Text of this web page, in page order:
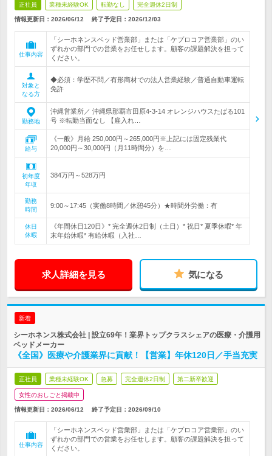
正社員 業種未経験OK 転勤なし 完全週休2日制
情報更新日：2026/06/12 終了予定日： 2026/12/03
仕事内容
「シーホネンスベッド営業部」または「ケプロコア営業部」のい
ずれかの部門での営業をお任せします。顧客の課題解決を担って
ください。
対象と
なる方
◆必須：学歴不問／有形商材での法人営業経験／普通自動車運転
免許
勤務地
沖縄営業所／ 沖縄県那覇市田原4-3-14 オレンジハウスたばる101
号 ※転勤当面なし 【雇入れ…
給与
《一般》月給 250,000円～265,000円※上記には固定残業代
20,000円～30,000円（月11時間分）を…
初年度
年収
384万円～528万円
勤務
時間
9:00～17:45（実働8時間／休憩45分）★時間外労働：有
休日
休暇
《年間休日120日》* 完全週休2日制（土日）* 祝日* 夏季休暇* 年
末年始休暇* 有給休暇（入社…
求人詳細を見る 気になる
新着
シーホネンス株式会社 | 設立69年！業界トップクラスシェアの医療・介護用
ベッドメーカー
《全国》医療や介護業界に貢献！【営業】年休120日／手当充実
正社員 業種未経験OK 急募 完全週休2日制 第二新卒歓迎
女性のおしごと掲載中
情報更新日：2026/06/12 終了予定日： 2026/09/10
仕事内容
「シーホネンスベッド営業部」または「ケプロコア営業部」のい
ずれかの部門での営業をお任せします。顧客の課題解決を担って
ください。